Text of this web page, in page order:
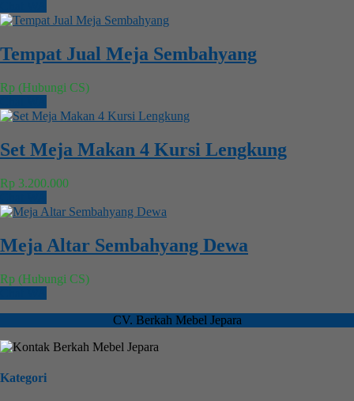
Tempat Jual Meja Sembahyang
Rp (Hubungi CS)
Set Meja Makan 4 Kursi Lengkung
Rp 3.200.000
Meja Altar Sembahyang Dewa
Rp (Hubungi CS)
CV. Berkah Mebel Jepara
Kategori